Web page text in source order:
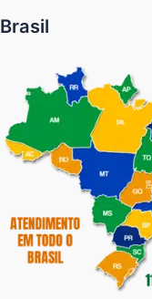
Brasil